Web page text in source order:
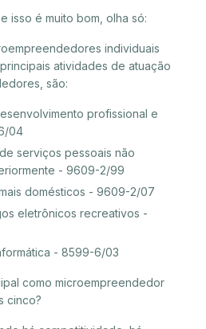
isso é muito bom, olha só:
individuais
atividades de atuação
são:
profissional e
04
serviços pessoais não
- 9609-2/99
domésticos - 9609-2/07
eletrônicos recreativos -
- 8599-6/03
como microempreendedor
cinco?